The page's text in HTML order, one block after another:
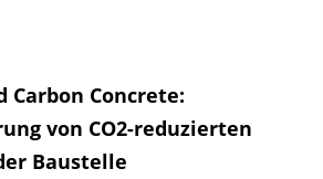
Carbon Concrete:
von CO2-reduzierten
Baustelle